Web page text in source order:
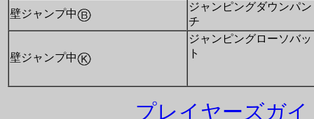
壁ジャンプ中
ジャンピングダウンパン
チ
壁ジャンプ中
ジャンピングローソバッ
ト
プレイヤーズガ